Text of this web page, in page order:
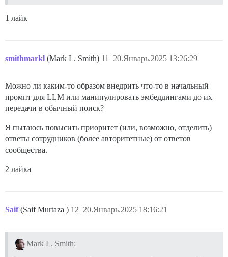
1 лайк
smithmarkl (Mark L. Smith) 20.Январь.2025 13:26:29
11
Можно ли каким-то образом внедрить что-то в начальный
промпт для LLM или манипулировать эмбеддингами до их
передачи в обычный поиск?
Я пытаюсь повысить приоритет (или, возможно, отделить)
ответы сотрудников (более авторитетные) от ответов
сообщества.
2 лайка
Saif (Saif Murtaza ) 20.Январь.2025 18:16:21
12
Mark L. Smith: